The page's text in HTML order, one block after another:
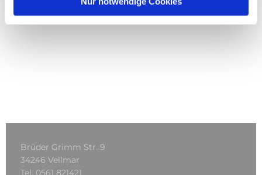
Brüder Grimm Str. 9
34246 Vellmar
Tel. 0561 821421